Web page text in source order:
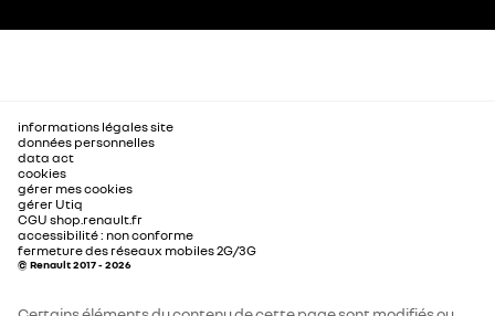
informations légales site
données personnelles
data act
cookies
gérer mes cookies
gérer Utiq
CGU shop.renault.fr
accessibilité : non conforme
fermeture des réseaux mobiles 2G/3G
© Renault 2017 - 2026